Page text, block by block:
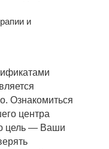
и
Ознакомиться
центра
цель — Ваши